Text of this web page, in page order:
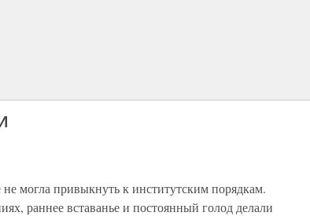
могла привыкнуть к институтским порядкам.
раннее вставанье и постоянный голод делали